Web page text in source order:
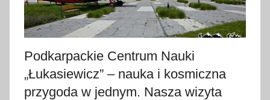
Podkarpackie Centrum Nauki
„Łukasiewicz” – nauka i kosmiczna
przygoda w jednym. Nasza wizyta